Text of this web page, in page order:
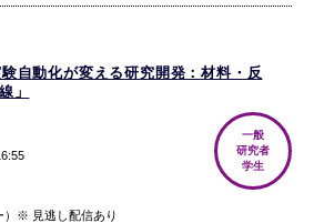
自動化が変える研究開発：材料・反
」
）※ 見逃し配信あり
一般
研究者
学生